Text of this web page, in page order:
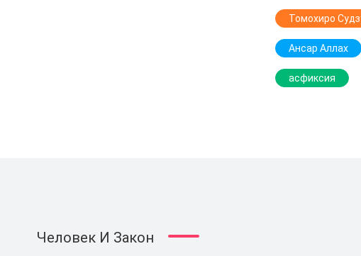
Томохиро
Ансар Аллах
асфиксия
Человек И Закон